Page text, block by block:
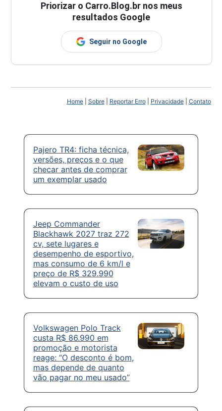
Priorizar o Carro.Blog.br nos meus
resultados Google
Seguir no Google
Home| Sobre| Reportar Erro| Privacidade| Contato
Pajero TR4: ficha técnica,
versões, preços e o que
checar antes de comprar
um exemplar usado
Jeep Commander
Blackhawk 2027 traz 272
cv, sete lugares e
desempenho de esportivo,
mas consumo de 6 km/l e
preço de R$ 329.990
elevam o custo de uso
Volkswagen Polo Track
custa R$ 86.990 em
promoção e motorista
reage: “O desconto é bom,
mas depende de quanto
vão pagar no meu usado”